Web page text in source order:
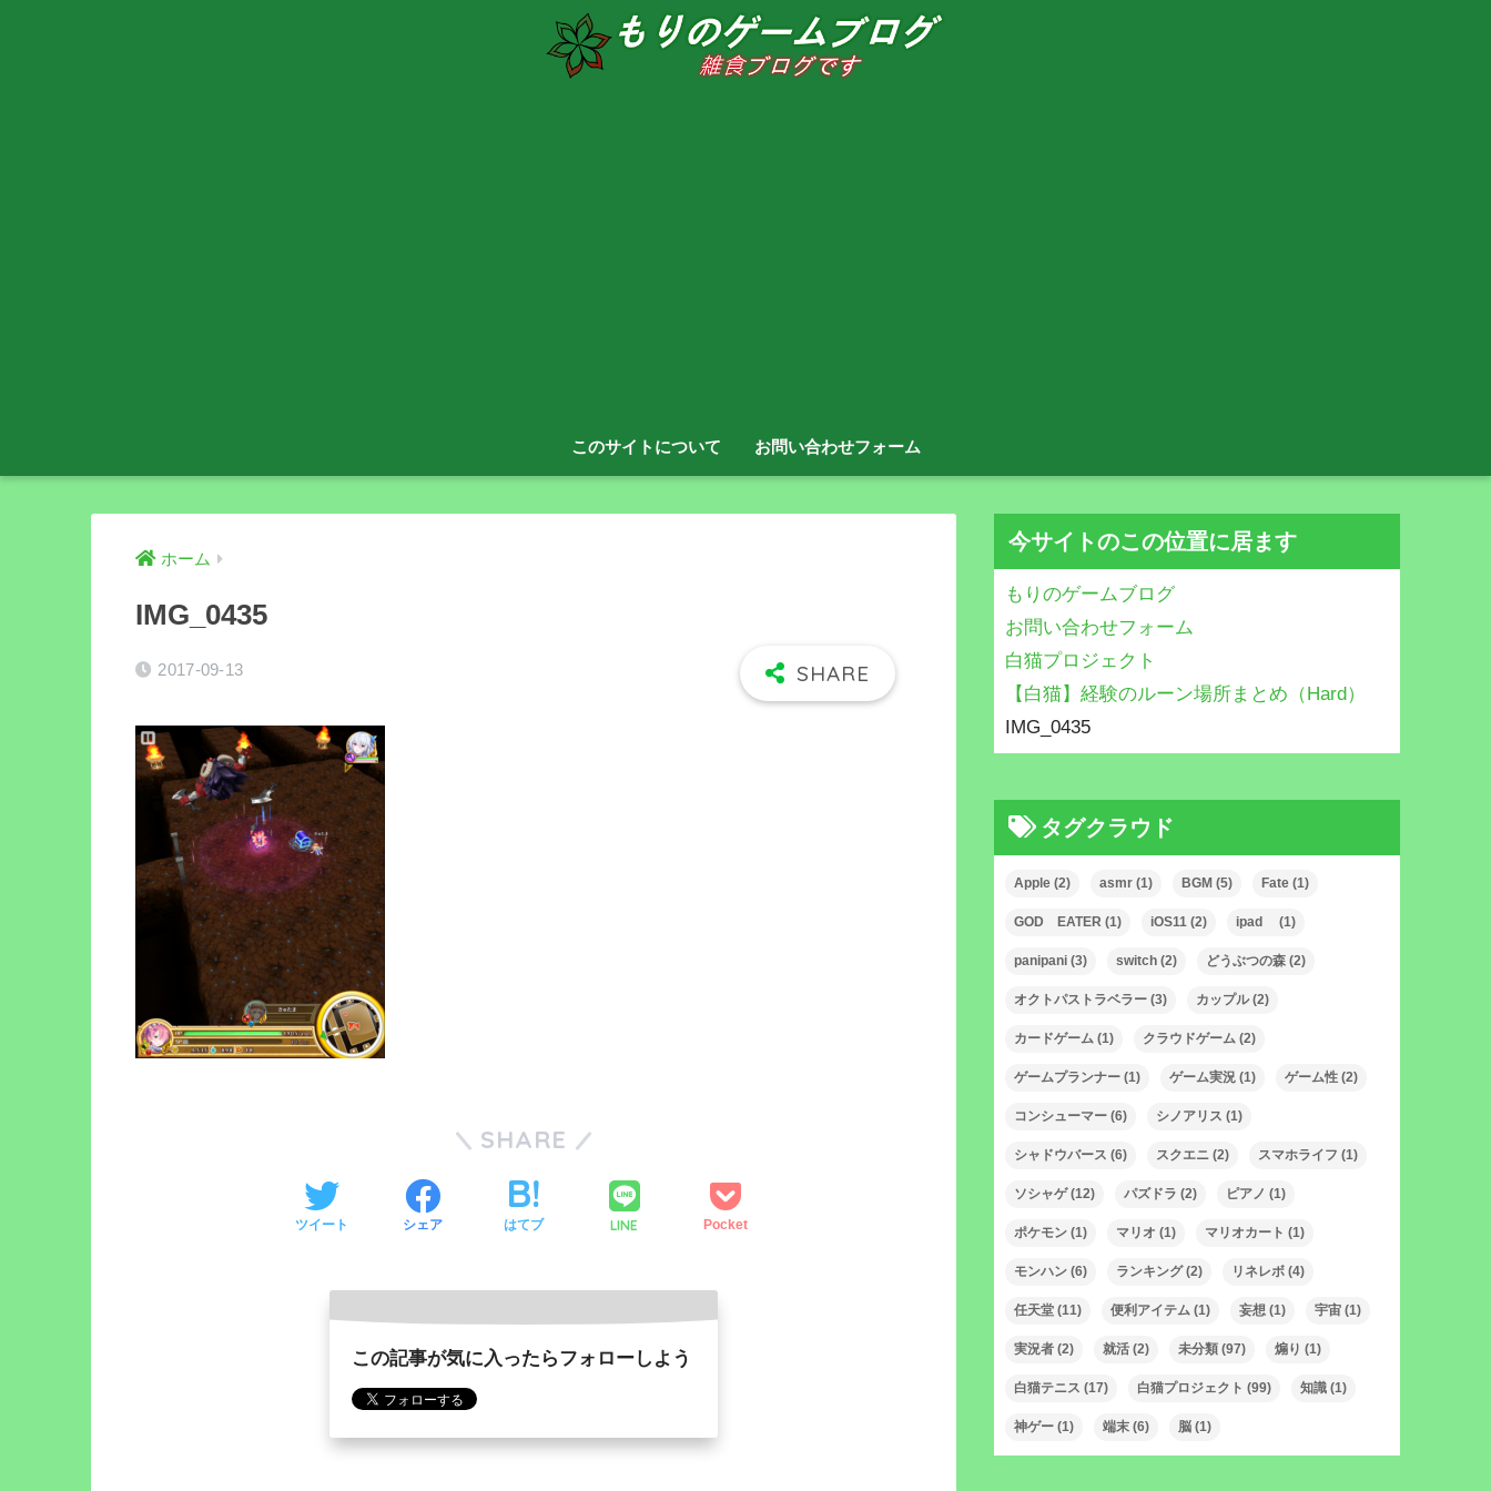
このサイトについて お問い合わせフォーム
ホーム
IMG_0435
2017-09-13
SHARE
ツイート シェア はてブ LINE Pocket
この記事が気に入ったらフォローしよう
今サイトのこの位置に居ます
もりのゲームブログ
お問い合わせフォーム
白猫プロジェクト
【白猫】経験のルーン場所まとめ（Hard）
IMG_0435
タグクラウド
Apple (2) asmr (1) BGM (5) Fate (1)
GOD EATER (1) iOS11 (2) ipad (1)
panipani (3) switch (2) どうぶつの森 (2)
オクトパストラベラー (3) カップル(2)
カードゲーム (1) クラウドゲーム (2)
ゲームプランナー (1) ゲーム実況 (1) ゲーム性 (2)
コンシューマー (6) シノアリス (1)
シャドウバース (6) スクエニ (2) スマホライフ (1)
ソシャゲ(12) パズドラ (2) ピアノ (1)
ポケモン (1) マリオ (1) マリオカート (1)
モンハン (6) ランキング(2) リネレボ (4)
任天堂 (11) 便利アイテム (1) 妄想 (1) 宇宙 (1)
実況者 (2) 就活 (2) 未分類 (97) 煽り (1)
白猫テニス (17) 白猫プロジェクト (99) 知識 (1)
神ゲー (1) 端末 (6) 脳 (1)